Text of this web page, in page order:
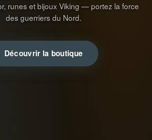
runes et bijoux Viking — portez la force
des guerriers du Nord.
Découvrir la boutique